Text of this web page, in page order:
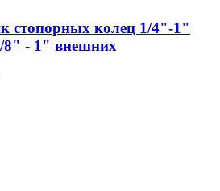
стопорных колец 1/4"-1"
8" - 1" внешних